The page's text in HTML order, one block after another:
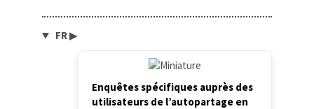
FR▶
Enquêtes spécifiques auprès des
utilisateurs de l’autopartage en